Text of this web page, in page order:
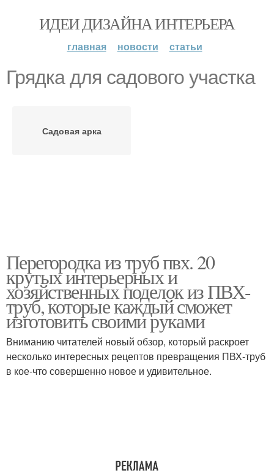
ИДЕИ ДИЗАЙНА ИНТЕРЬЕРА
главная новости статьи
Грядка для садового участка
Садовая арка
Перегородка из труб пвх. 20
крутых интерьерных и
хозяйственных поделок из ПВХ-
труб, которые каждый сможет
изготовить своими руками
Вниманию читателей новый обзор, который раскроет
несколько интересных рецептов превращения ПВХ-труб
в кое-что совершенно новое и удивительное.